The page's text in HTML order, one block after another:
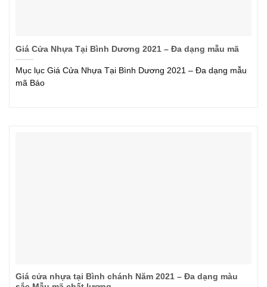
Giá Cửa Nhựa Tại Bình Dương 2021 – Đa dạng mẫu mã
Mục lục Giá Cửa Nhựa Tại Bình Dương 2021 – Đa dạng mẫu
mã Báo
Giá cửa nhựa tại Bình chánh Năm 2021 – Đa dạng màu